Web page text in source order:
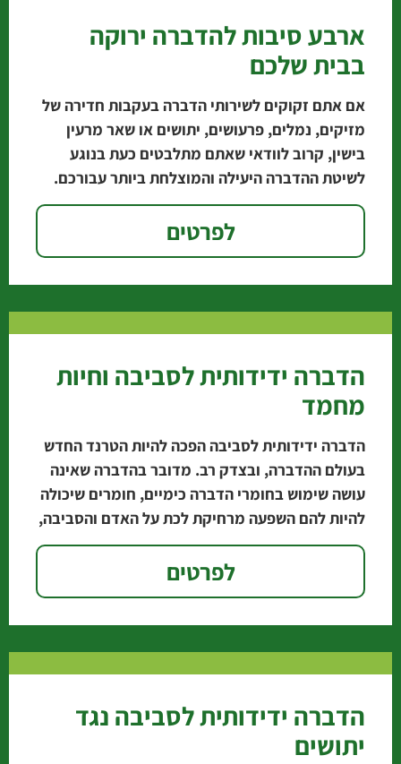
ארבע סיבות להדברה ירוקה
בבית שלכם
אם אתם זקוקים לשירותי הדברה בעקבות חדירה של
מזיקים, נמלים, פרעושים, יתושים או שאר מרעין
בישין, קרוב לוודאי שאתם מתלבטים כעת בנוגע
לשיטת ההדברה היעילה והמוצלחת ביותר עבורכם.
ובכן, הרשו
לפרטים
הדברה ידידותית לסביבה וחיות
מחמד
הדברה ידידותית לסביבה הפכה להיות הטרנד החדש
בעולם ההדברה, ובצדק רב. מדובר בהדברה שאינה
עושה שימוש בחומרי הדברה כימיים, חומרים שיכולה
להיות להם השפעה מרחיקת לכת על האדם והסביבה,
אלא
לפרטים
הדברה ידידותית לסביבה נגד
יתושים